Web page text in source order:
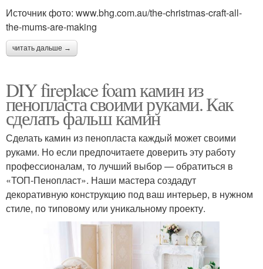
Источник фото: www.bhg.com.au/the-christmas-craft-all-
the-mums-are-making
читать дальше →
DIY fireplace foam камин из
пенопласта своими руками. Как
сделать фальш камин
Сделать камин из пенопласта каждый может своими
руками. Но если предпочитаете доверить эту работу
профессионалам, то лучший выбор — обратиться в
«ТОП-Пенопласт». Наши мастера создадут
декоративную конструкцию под ваш интерьер, в нужном
стиле, по типовому или уникальному проекту.